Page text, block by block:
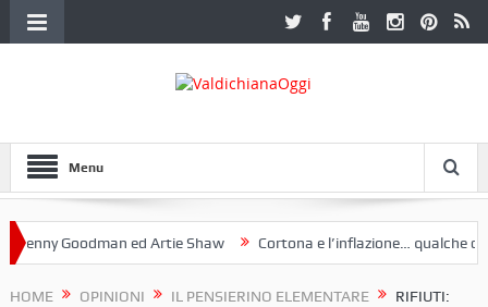
Menu
Goodman ed Artie Shaw Cortona e l’inflazione… qualche
HOME OPINIONI IL PENSIERINO ELEMENTARE
RIFIUTI: